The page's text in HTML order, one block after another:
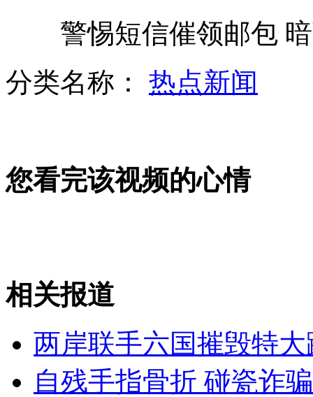
奥运分组女排或进"死亡之组"
全聚德就废弃油脂被转卖事件道歉
山西运城恶犬咬伤多人 警民合力深夜将其击毙
警惕短信催领邮包 暗
分类名称： 热点新闻
您看完该视频的心情
相关报道
两岸联手六国摧毁特
自残手指骨折 碰瓷诈